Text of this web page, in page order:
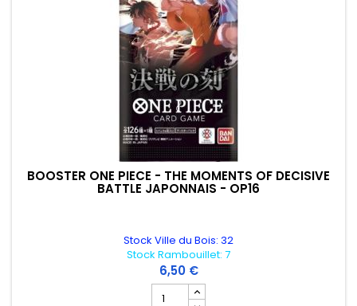
BOOSTER ONE PIECE - THE MOMENTS OF DECISIVE
BATTLE JAPONNAIS - OP16
Stock Ville du Bois: 32
Stock Rambouillet: 7
6,50 €
Champ quantité du produit BOOSTER